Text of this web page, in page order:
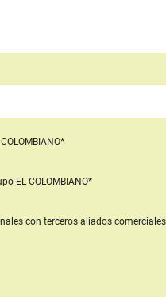
EL COLOMBIANO*
con terceros aliados comerciales